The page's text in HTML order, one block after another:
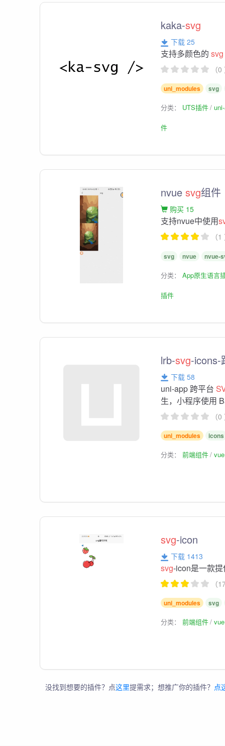
kaka-svg
下载 25
支持多颜色的svg
（
uni_modules svg
分类： UTS插件
件
nvuesvg组件
购买 15
支持nvue中使用
（
svg nvue nvue-
分类：App原生语言
插件
lrb-svg-
下载 58
uni-app 跨平台
生，小程序使用
（
uni_modules icons
分类：前端组件
svg-icon
下载 1413
svg-icon是一款
（
uni_modules svg
分类：前端组件
没找到想要的插件？点这里提需求；想推广你的插件？ 点